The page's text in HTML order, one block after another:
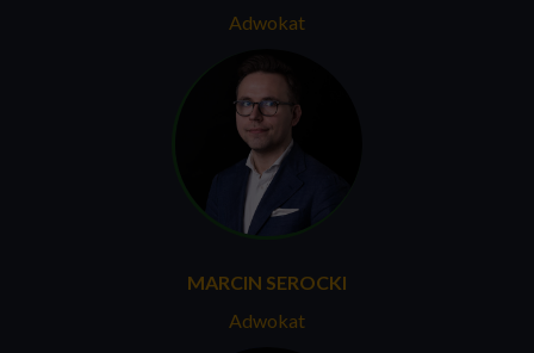
Adwokat
MARCIN SEROCKI
Adwokat